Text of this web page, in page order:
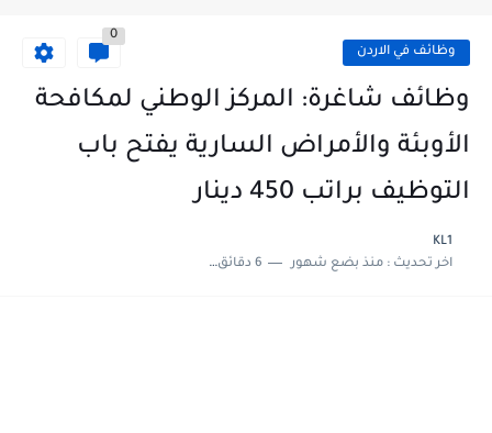
وظائف في الاردن
0
وظائف شاغرة: المركز الوطني لمكافحة
الأوبئة والأمراض السارية يفتح باب
التوظيف براتب 450 دينار
KL1
اخر تحديث :منذ بضع شهور 6 دقائق للقراءة